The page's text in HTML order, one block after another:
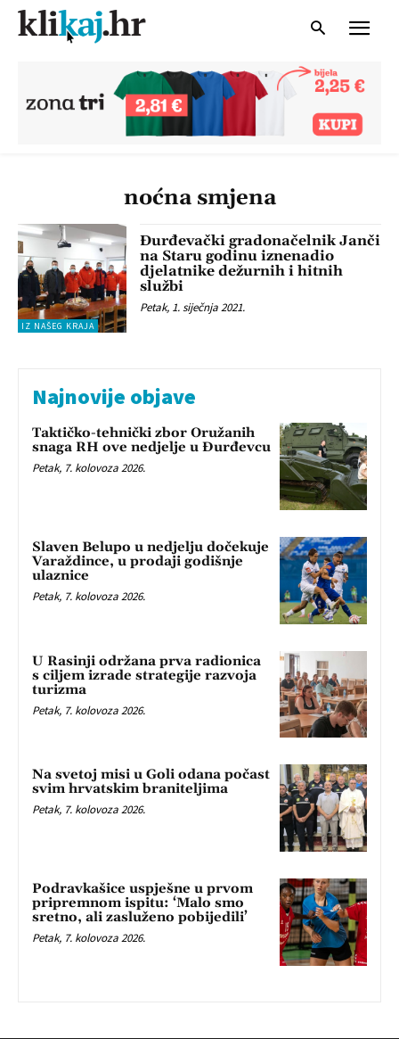
noćna smjena
IZ NAŠEG KRAJA
Đurđevački gradonačelnik Janči
na Staru godinu iznenadio
djelatnike dežurnih i hitnih
službi
Petak, 1. siječnja 2021.
Najnovije objave
Taktičko-tehnički zbor Oružanih
snaga RH ove nedjelje u Đurđevcu
Petak, 7. kolovoza 2026.
Slaven Belupo u nedjelju dočekuje
Varaždince, u prodaji godišnje
ulaznice
Petak, 7. kolovoza 2026.
U Rasinji održana prva radionica
s ciljem izrade strategije razvoja
turizma
Petak, 7. kolovoza 2026.
Na svetoj misi u Goli odana počast
svim hrvatskim braniteljima
Petak, 7. kolovoza 2026.
Podravkašice uspješne u prvom
pripremnom ispitu: ‘Malo smo
sretno, ali zasluženo pobijedili’
Petak, 7. kolovoza 2026.